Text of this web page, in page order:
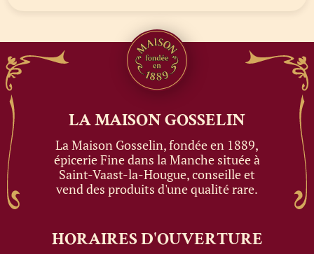
LA MAISONGOSSELIN
La Maison Gosselin, fondée en 1889,
épicerie Fine dans la Manche située à
Saint-Vaast-la-Hougue, conseille et
vend des produits d'une qualité rare.
HORAIRESD'OUVERTURE